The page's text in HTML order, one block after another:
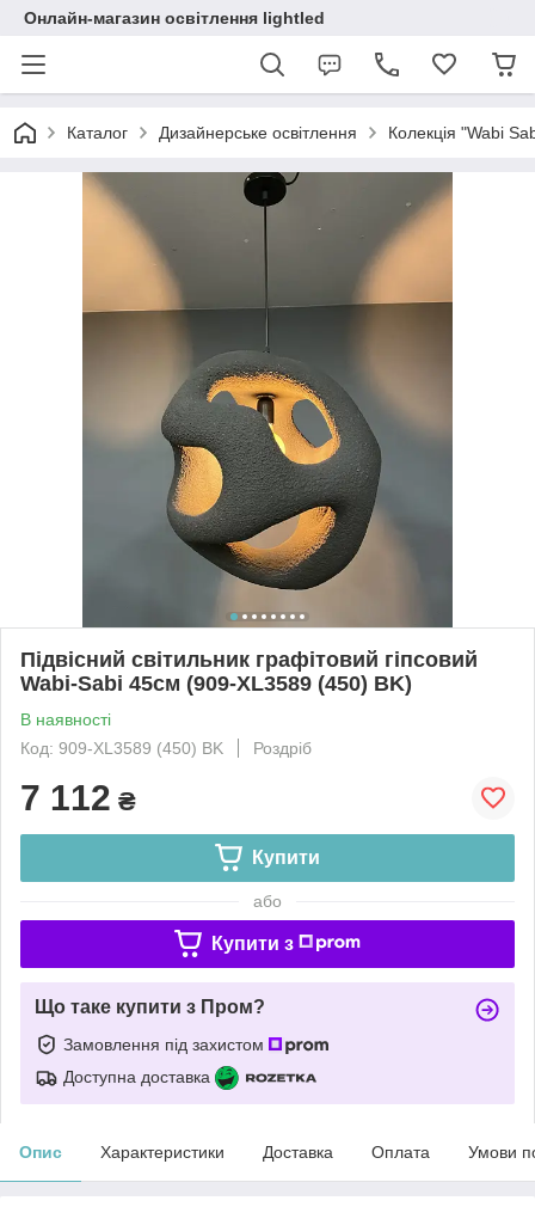
Онлайн-магазин освітлення lightled
Каталог Дизайнерське освітлення Колекція "Wabi
Підвісний світильник графітовий гіпсовий
Wabi-Sabi 45см (909-XL3589 (450) BK)
В наявності
Код: 909-XL3589 (450) BK
Роздріб
7 112 ₴
Купити
або
Купити з
Що таке купити з Пром?
Замовлення під захистом
Доступна доставка
Опис Характеристики Доставка Оплата Умови